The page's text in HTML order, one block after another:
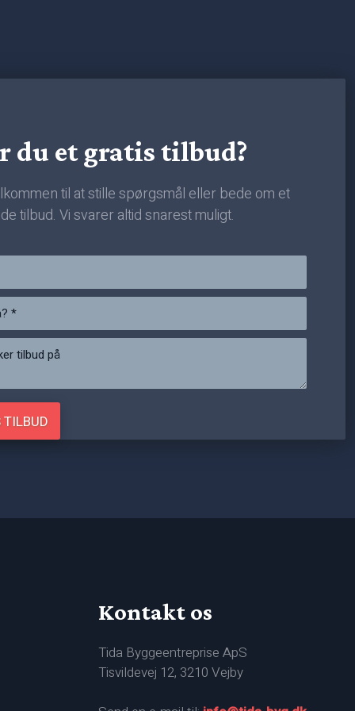
du et gratis tilbud?
til at stille spørgsmål eller bede om et
tilbud. Vi svarer altid snarest muligt.
Kontakt os
Tida Byggeentreprise ApS
Tisvildevej 12, 3210 Vejby